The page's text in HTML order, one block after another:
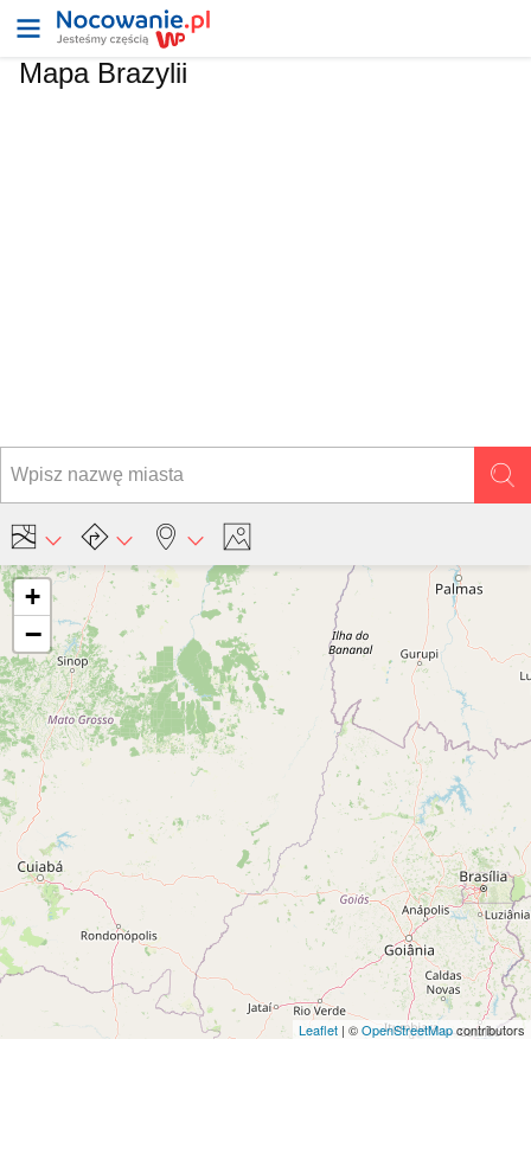
Mapa Brazylii
+
−
Leaflet | ©OpenStreetMapcontributors